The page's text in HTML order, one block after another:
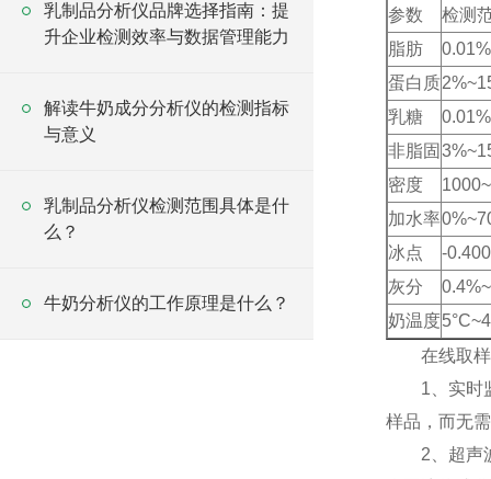
参数
检测
脂肪
蛋白质
乳糖
非脂固
密度
加水率
冰点
-
灰分
奶温度
在线取样
1、实时监
样品，而无
2、超声波
乳制品分析仪品牌选择指南：提
升企业检测效率与数据管理能力
解读牛奶成分分析仪的检测指标
与意义
乳制品分析仪检测范围具体是什
么？
牛奶分析仪的工作原理是什么？